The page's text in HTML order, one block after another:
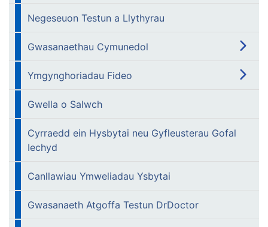
Negeseuon Testun a Llythyrau
Gwasanaethau Cymunedol
Ymgynghoriadau Fideo
Gwella o Salwch
Cyrraedd ein Hysbytai neu Gyfleusterau Gofal
Iechyd
Canllawiau Ymweliadau Ysbytai
Gwasanaeth Atgoffa Testun DrDoctor